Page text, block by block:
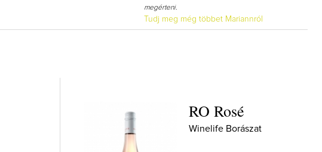
megérteni.
Tudj meg még többet Mariannról
RO Rosé
Winelife Borászat